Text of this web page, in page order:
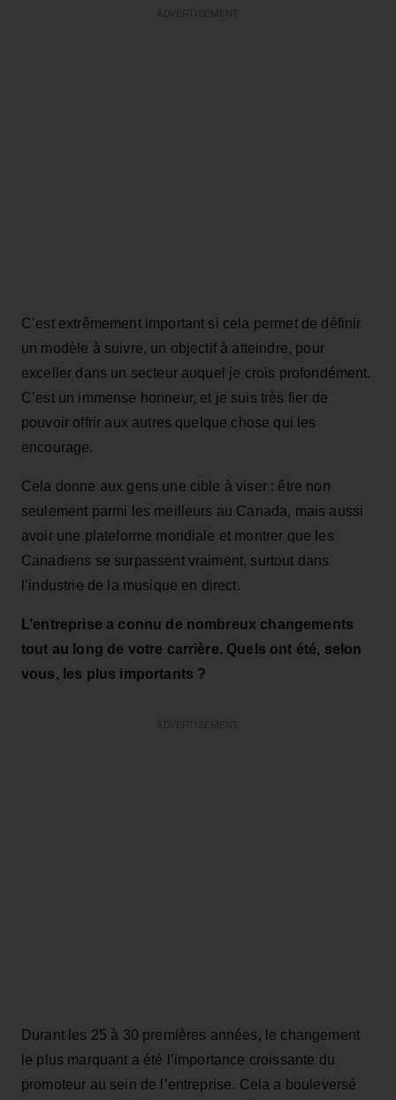
C’est extrêmement important si cela permet de définir
un modèle à suivre, un objectif à atteindre, pour
exceller dans un secteur auquel je crois profondément.
C’est un immense honneur, et je suis très fier de
pouvoir offrir aux autres quelque chose qui les
encourage.
Cela donne aux gens une cible à viser : être non
seulement parmi les meilleurs au Canada, mais aussi
avoir une plateforme mondiale et montrer que les
Canadiens se surpassent vraiment, surtout dans
l’industrie de la musique en direct.
L’entreprise a connu de nombreux changements
tout au long de votre carrière. Quels ont été, selon
vous, les plus importants ?
Durant les 25 à 30 premières années, le changement
le plus marquant a été l’importance croissante du
promoteur au sein de l’entreprise. Cela a bouleversé